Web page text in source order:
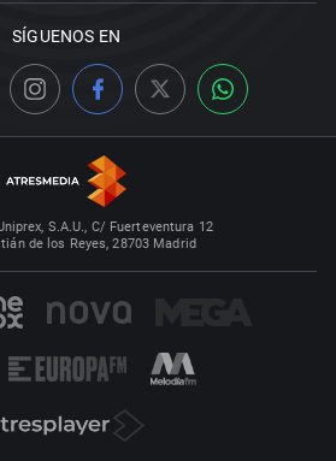
SÍGUENOS EN
S.A.U., C/ Fuerteventura 12
de los Reyes, 28703 Madrid